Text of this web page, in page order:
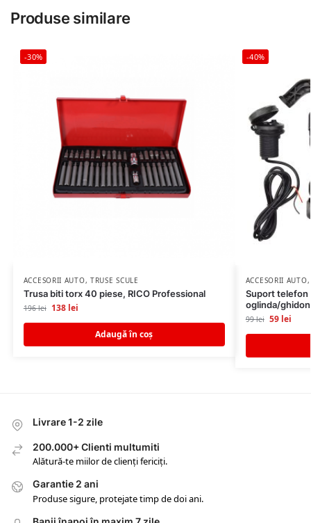
Produse similare
-30%
ACCESORII AUTO, TRUSE SCULE
Trusa biti torx 40 piese, RICO Professional
196lei 138 lei
Adaugă în coș
-40%
ACCESORII AUTO
Suport telefon
oglinda/ghidon
99lei 59 lei
Livrare 1-2 zile
200.000+ Clienti multumiti
Alătură-te miilor de clienți fericiți.
Garantie 2 ani
Produse sigure, protejate timp de doi ani.